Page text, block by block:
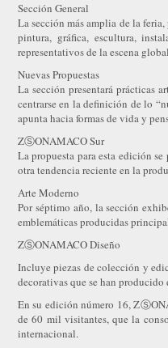
Sección General
La sección más amplia de la
pintura, gráfica, escultura,
representativos de la escena
Nuevas Propuestas
La sección presentará prácticas
centrarse en la definición de lo
apunta hacia formas de vida y
ZⓈONAMACO Sur
La propuesta para esta edición
otra tendencia reciente en la
Arte Moderno
Por séptimo año, la sección
emblemáticas producidas
ZⓈONAMACO Diseño
Incluye piezas de colección y
decorativas que se han
En su edición número 16,
de 60 mil visitantes, que la
internacional.